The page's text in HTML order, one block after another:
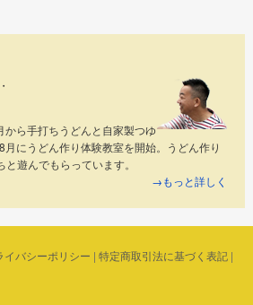
ら手打ちうどんと自家製つゆ
にうどん作り体験教室を開始。うどん作り
遊んでもらっています。
→もっと詳しく
イバシーポリシー | 特定商取引法に基づく表記|